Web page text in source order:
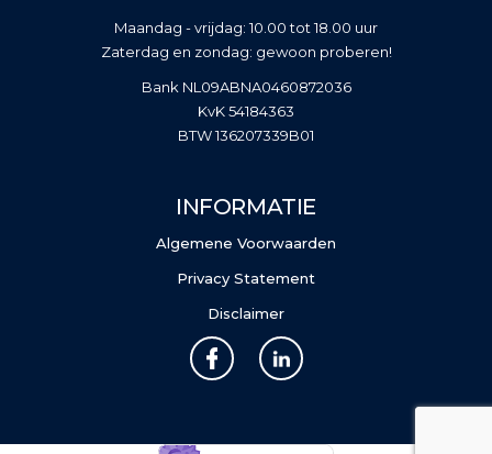
Maandag - vrijdag: 10.00 tot 18.00 uur
Zaterdag en zondag: gewoon proberen!
Bank NL09ABNA0460872036
KvK 54184363
BTW 136207339B01
INFORMATIE
Algemene Voorwaarden
Privacy Statement
Disclaimer